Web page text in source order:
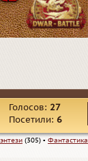
Голосов: 27
Посетили: 6
(305) ▪ Фантастика